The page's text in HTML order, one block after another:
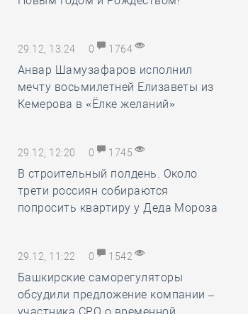
29.12, 13:24 0 1764
Анвар Шамузафаров исполнил
мечту восьмилетней Елизаветы из
Кемерова в «Ёлке желаний»
29.12, 12:20 0 1745
В строительный полдень. Около
трети россиян собираются
попросить квартиру у Деда Мороза
29.12, 11:22 0 1542
Башкирские саморегуляторы
обсудили предложение компании –